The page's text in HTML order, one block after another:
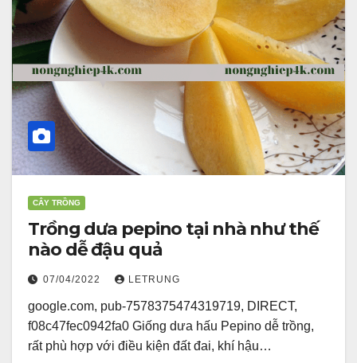
CÂY TRỒNG
Trồng dưa pepino tại nhà như thế
nào dễ đậu quả
07/04/2022 LETRUNG
google.com, pub-7578375474319719, DIRECT,
f08c47fec0942fa0 Giống dưa hấu Pepino dễ trồng,
rất phù hợp với điều kiện đất đai, khí hậu…